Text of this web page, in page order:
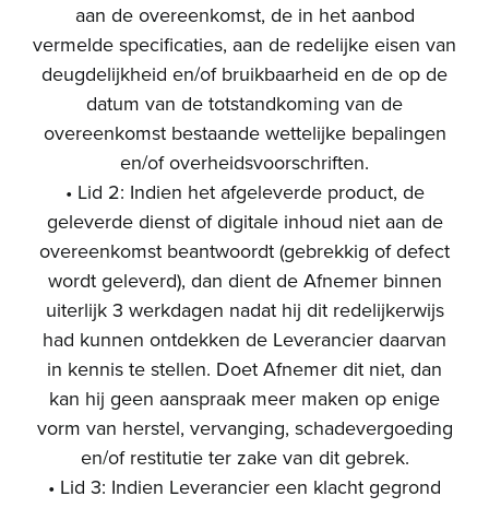
aan de overeenkomst, de in het aanbod
vermelde specificaties, aan de redelijke eisen van
deugdelijkheid en/of bruikbaarheid en de op de
datum van de totstandkoming van de
overeenkomst bestaande wettelijke bepalingen
en/of overheidsvoorschriften.
• Lid 2: Indien het afgeleverde product, de
geleverde dienst of digitale inhoud niet aan de
overeenkomst beantwoordt (gebrekkig of defect
wordt geleverd), dan dient de Afnemer binnen
uiterlijk 3 werkdagen nadat hij dit redelijkerwijs
had kunnen ontdekken de Leverancier daarvan
in kennis te stellen. Doet Afnemer dit niet, dan
kan hij geen aanspraak meer maken op enige
vorm van herstel, vervanging, schadevergoeding
en/of restitutie ter zake van dit gebrek.
• Lid 3: Indien Leverancier een klacht gegrond